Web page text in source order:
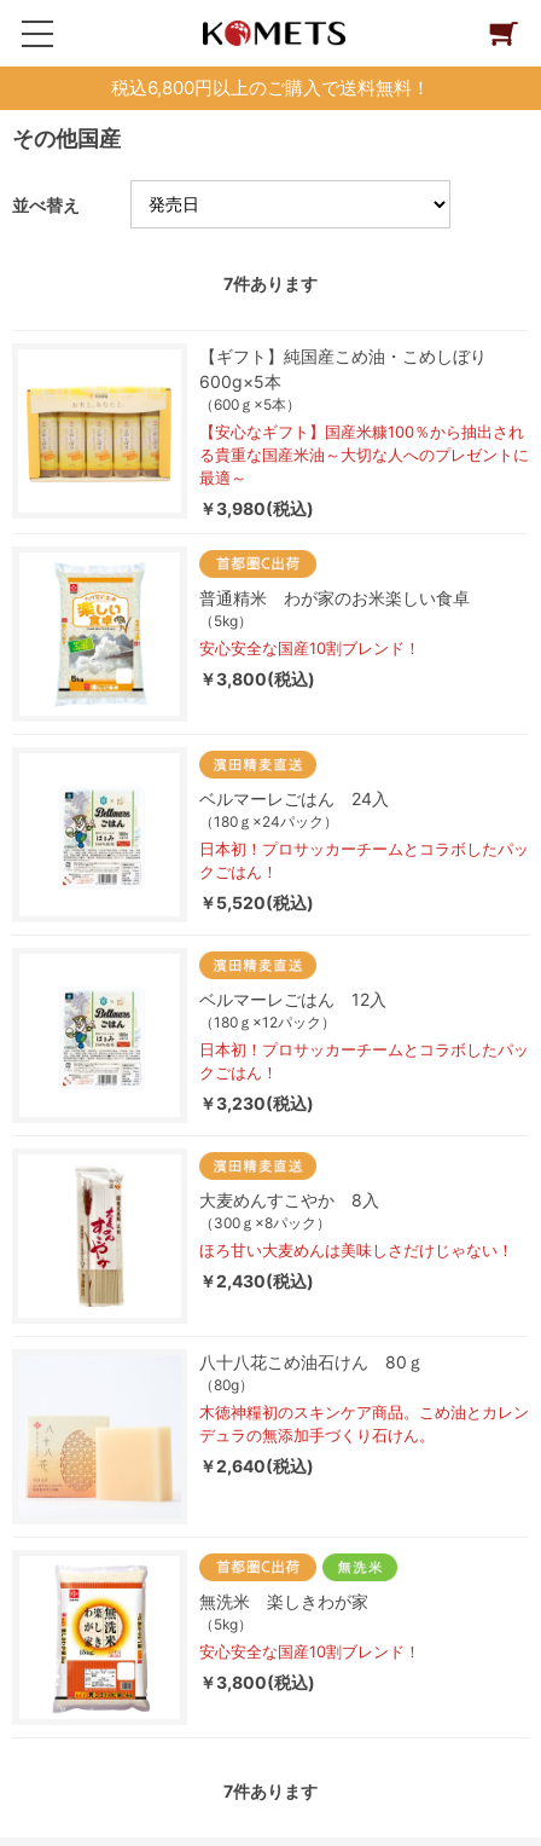
税込6,800円以上のご購入で送料無料！
その他国産
並べ替え
7件あります
【ギフト】純国産こめ油・こめしぼり
600g×5本
（600ｇ×5本）
【安心なギフト】国産米糠100％から抽出され
る貴重な国産米油～大切な人へのプレゼントに
最適～
￥3,980(税込)
普通精米 わが家のお米楽しい食卓
（5kg）
安心安全な国産10割ブレンド！
￥3,800(税込)
ベルマーレごはん 24入
（180ｇ×24パック）
日本初！プロサッカーチームとコラボしたパッ
クごはん！
￥5,520(税込)
ベルマーレごはん 12入
（180ｇ×12パック）
日本初！プロサッカーチームとコラボしたパッ
クごはん！
￥3,230(税込)
大麦めんすこやか 8入
（300ｇ×8パック）
ほろ甘い大麦めんは美味しさだけじゃない！
￥2,430(税込)
八十八花こめ油石けん 80ｇ
（80g）
木徳神糧初のスキンケア商品。こめ油とカレン
デュラの無添加手づくり石けん。
￥2,640(税込)
無洗米 楽しきわが家
（5kg）
安心安全な国産10割ブレンド！
￥3,800(税込)
7件あります